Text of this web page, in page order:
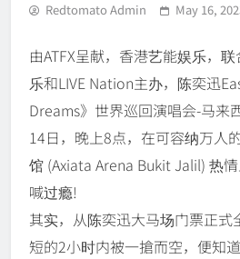
Redtomato Admin May 16,
由ATFX呈献，香港艺能娱乐，
乐和LIVE Nation主办，陈奕迅
Dreams》世界巡回演唱会-马来
14日，晚上8点，在可容纳万人
馆 (Axiata Arena Bukit Jalil) 热
喊过瘾!
其实，从陈奕迅大马场门票正式
短的2小时内被一搶而空，便知